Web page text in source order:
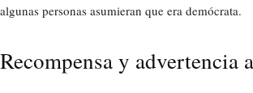
algunas personas asumieran que era demócrata.
Recompensa y advertencia